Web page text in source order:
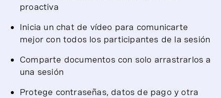
proactiva
Inicia un chat de vídeo para comunicarte
mejor con todos los participantes de la sesión
Comparte documentos con solo arrastrarlos a
una sesión
Protege contraseñas, datos de pago y otra